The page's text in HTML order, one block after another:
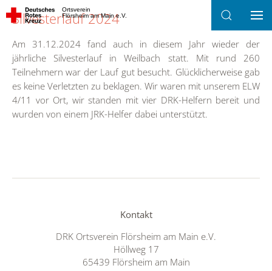
Ortsverein
Flörsheim am Main e.V.
Silvesterlauf 2024
Am 31.12.2024 fand auch in diesem Jahr wieder der
jährliche Silvesterlauf in Weilbach statt. Mit rund 260
Teilnehmern war der Lauf gut besucht. Glücklicherweise gab
es keine Verletzten zu beklagen. Wir waren mit unserem ELW
4/11 vor Ort, wir standen mit vier DRK-Helfern bereit und
wurden von einem JRK-Helfer dabei unterstützt.
Kontakt
DRK Ortsverein Flörsheim am Main e.V.
Höllweg 17
65439 Flörsheim am Main